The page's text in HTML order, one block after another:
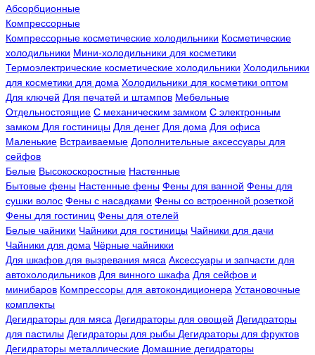
Абсорбционные
Компрессорные
Компрессорные косметические холодильники Косметические
холодильники Мини-холодильники для косметики
Термоэлектрические косметические холодильники Холодильники
для косметики для дома Холодильники для косметики оптом
Для ключей Для печатей и штампов Мебельные
Отдельностоящие С механическим замком С электронным
замком Для гостиницы Для денег Для дома Для офиса
Маленькие Встраиваемые Дополнительные аксессуары для
сейфов
Белые Высокоскоростные Настенные
Бытовые фены Настенные фены Фены для ванной Фены для
сушки волос Фены с насадками Фены со встроенной розеткой
Фены для гостиниц Фены для отелей
Белые чайники Чайники для гостиницы Чайники для дачи
Чайники для дома Чёрные чайникки
Для шкафов для вызревания мяса Аксессуары и запчасти для
автохолодильников Для винного шкафа Для сейфов и
минибаров Компрессоры для автокондиционера Установочные
комплекты
Дегидраторы для мяса Дегидраторы для овощей Дегидраторы
для пастилы Дегидраторы для рыбы Дегидраторы для фруктов
Дегидраторы металлические Домашние дегидраторы